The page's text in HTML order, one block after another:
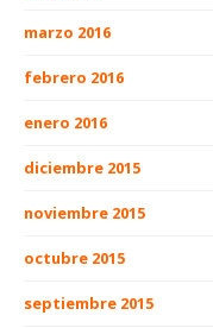
marzo 2016
febrero 2016
enero 2016
diciembre 2015
noviembre 2015
octubre 2015
septiembre 2015